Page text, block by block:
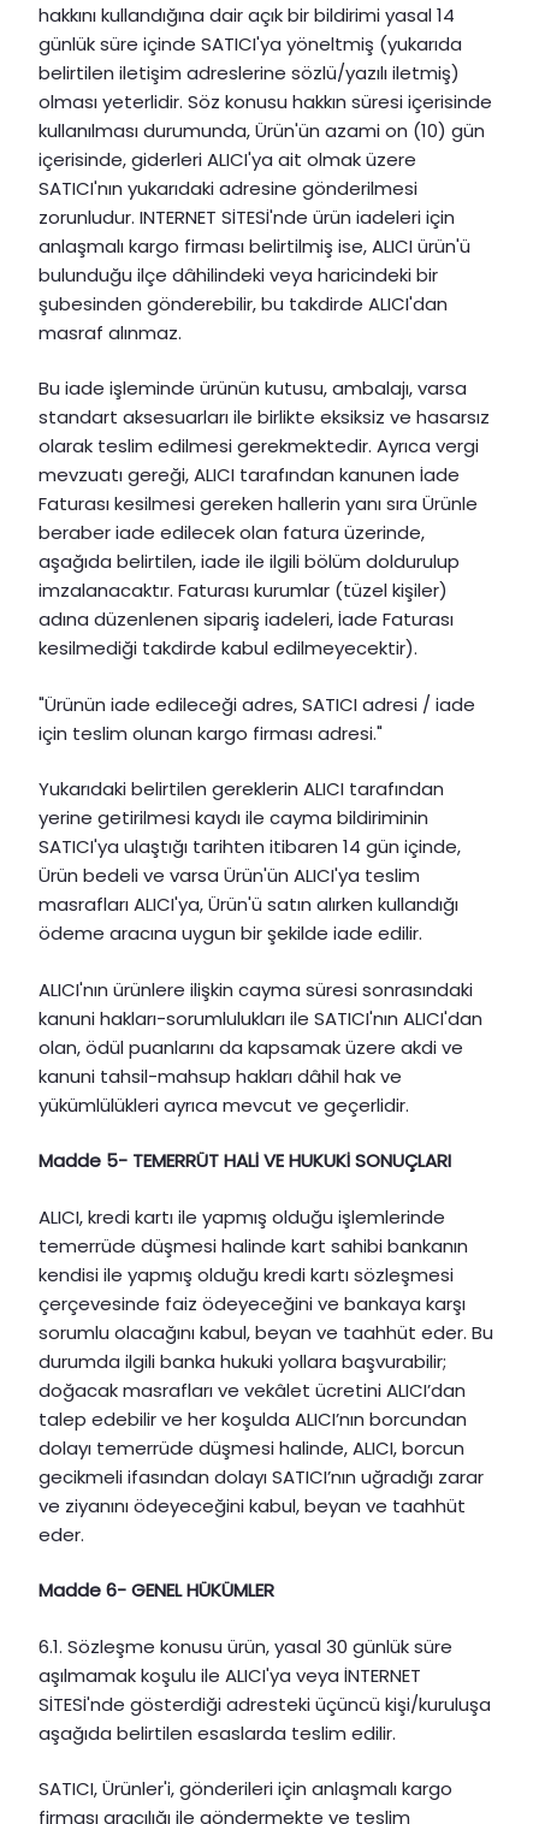
hakkını kullandığına dair açık bir bildirimi yasal 14
günlük süre içinde SATICI'ya yöneltmiş (yukarıda
belirtilen iletişim adreslerine sözlü/yazılı iletmiş)
olması yeterlidir. Söz konusu hakkın süresi içerisinde
kullanılması durumunda, Ürün'ün azami on (10) gün
içerisinde, giderleri ALICI'ya ait olmak üzere
SATICI'nın yukarıdaki adresine gönderilmesi
zorunludur. INTERNET SİTESİ'nde ürün iadeleri için
anlaşmalı kargo firması belirtilmiş ise, ALICI ürün'ü
bulunduğu ilçe dâhilindeki veya haricindeki bir
şubesinden gönderebilir, bu takdirde ALICI'dan
masraf alınmaz.
Bu iade işleminde ürünün kutusu, ambalajı, varsa
standart aksesuarları ile birlikte eksiksiz ve hasarsız
olarak teslim edilmesi gerekmektedir. Ayrıca vergi
mevzuatı gereği, ALICI tarafından kanunen İade
Faturası kesilmesi gereken hallerin yanı sıra Ürünle
beraber iade edilecek olan fatura üzerinde,
aşağıda belirtilen, iade ile ilgili bölüm doldurulup
imzalanacaktır. Faturası kurumlar (tüzel kişiler)
adına düzenlenen sipariş iadeleri, İade Faturası
kesilmediği takdirde kabul edilmeyecektir).
"Ürünün iade edileceği adres, SATICI adresi / iade
için teslim olunan kargo firması adresi."
Yukarıdaki belirtilen gereklerin ALICI tarafından
yerine getirilmesi kaydı ile cayma bildiriminin
SATICI'ya ulaştığı tarihten itibaren 14 gün içinde,
Ürün bedeli ve varsa Ürün'ün ALICI'ya teslim
masrafları ALICI'ya, Ürün'ü satın alırken kullandığı
ödeme aracına uygun bir şekilde iade edilir.
ALICI'nın ürünlere ilişkin cayma süresi sonrasındaki
kanuni hakları-sorumlulukları ile SATICI'nın ALICI'dan
olan, ödül puanlarını da kapsamak üzere akdi ve
kanuni tahsil-mahsup hakları dâhil hak ve
yükümlülükleri ayrıca mevcut ve geçerlidir.
Madde 5- TEMERRÜT HALİ VE HUKUKİ SONUÇLARI
ALICI, kredi kartı ile yapmış olduğu işlemlerinde
temerrüde düşmesi halinde kart sahibi bankanın
kendisi ile yapmış olduğu kredi kartı sözleşmesi
çerçevesinde faiz ödeyeceğini ve bankaya karşı
sorumlu olacağını kabul, beyan ve taahhüt eder. Bu
durumda ilgili banka hukuki yollara başvurabilir;
doğacak masrafları ve vekâlet ücretini ALICI’dan
talep edebilir ve her koşulda ALICI’nın borcundan
dolayı temerrüde düşmesi halinde, ALICI, borcun
gecikmeli ifasından dolayı SATICI’nın uğradığı zarar
ve ziyanını ödeyeceğini kabul, beyan ve taahhüt
eder.
Madde 6- GENEL HÜKÜMLER
6.1. Sözleşme konusu ürün, yasal 30 günlük süre
aşılmamak koşulu ile ALICI'ya veya İNTERNET
SİTESİ'nde gösterdiği adresteki üçüncü kişi/kuruluşa
aşağıda belirtilen esaslarda teslim edilir.
SATICI, Ürünler'i, gönderileri için anlaşmalı kargo
firması aracılığı ile göndermekte ve teslim